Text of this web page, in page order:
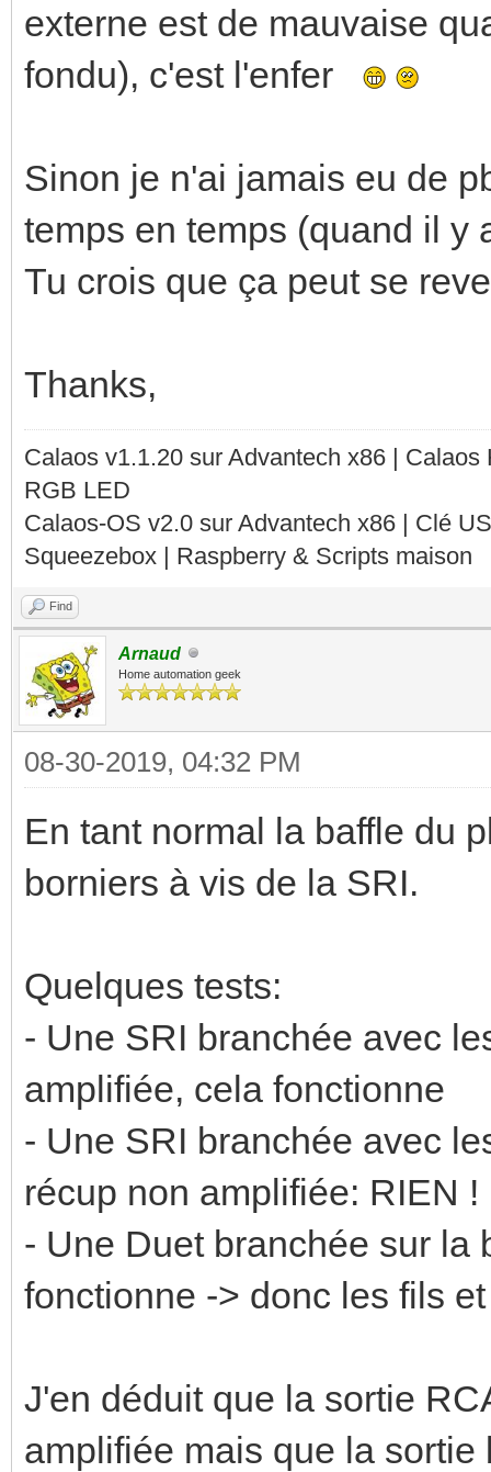
externe est de mauvaise
fondu), c'est l'enfer
Sinon je n'ai jamais eu de
temps en temps (quand il y
Tu crois que ça peut se
Thanks,
Calaos v1.1.20 sur Advantech x86 |
RGB LED
Calaos-OS v2.0 sur Advantech x86 | Clé
Squeezebox | Raspberry & Scripts maison
Find
Arnaud
Home automation geek
08-30-2019, 04:32 PM
En tant normal la baffle du
borniers à vis de la SRI.
Quelques tests:
- Une SRI branchée avec
amplifiée, cela fonctionne
- Une SRI branchée avec
récup non amplifiée: RIEN !
- Une Duet branchée sur la
fonctionne -> donc les fils
J'en déduit que la sortie
amplifiée mais que la